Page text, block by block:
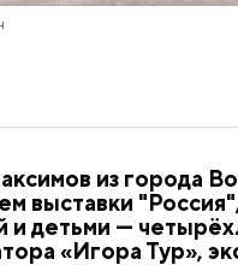
из города
выставки
и детьми —
«Игора Тур»,